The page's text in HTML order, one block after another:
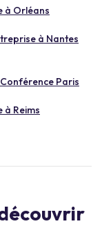
à Orléans
à Nantes
Paris
à Reims